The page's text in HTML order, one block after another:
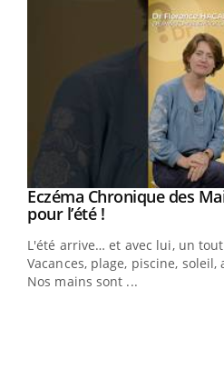
Youtube
Eczéma Chronique des
pour l’été !Youtube
L'été arrive… et avec lui, un
Vacances, plage, piscine,
Nos mains sont ...
Youtube
Diabète & Ramadan 2026
Le Ramadan approche, et, pour
personnes atteintes de
questions, de défis, mais ...